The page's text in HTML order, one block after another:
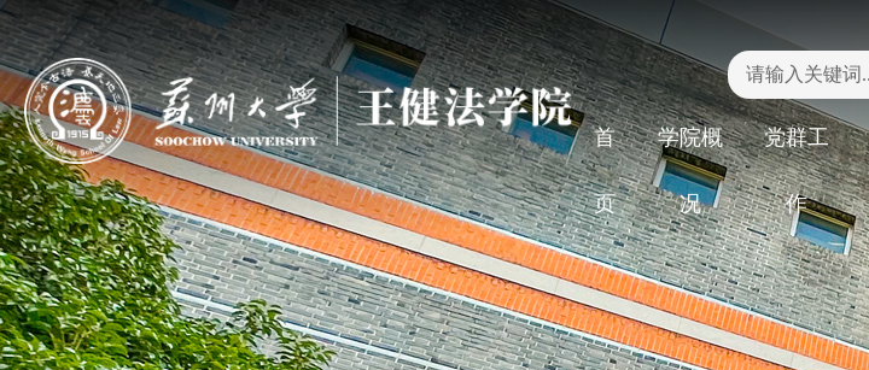
首
页
学院概
况
党群工
作